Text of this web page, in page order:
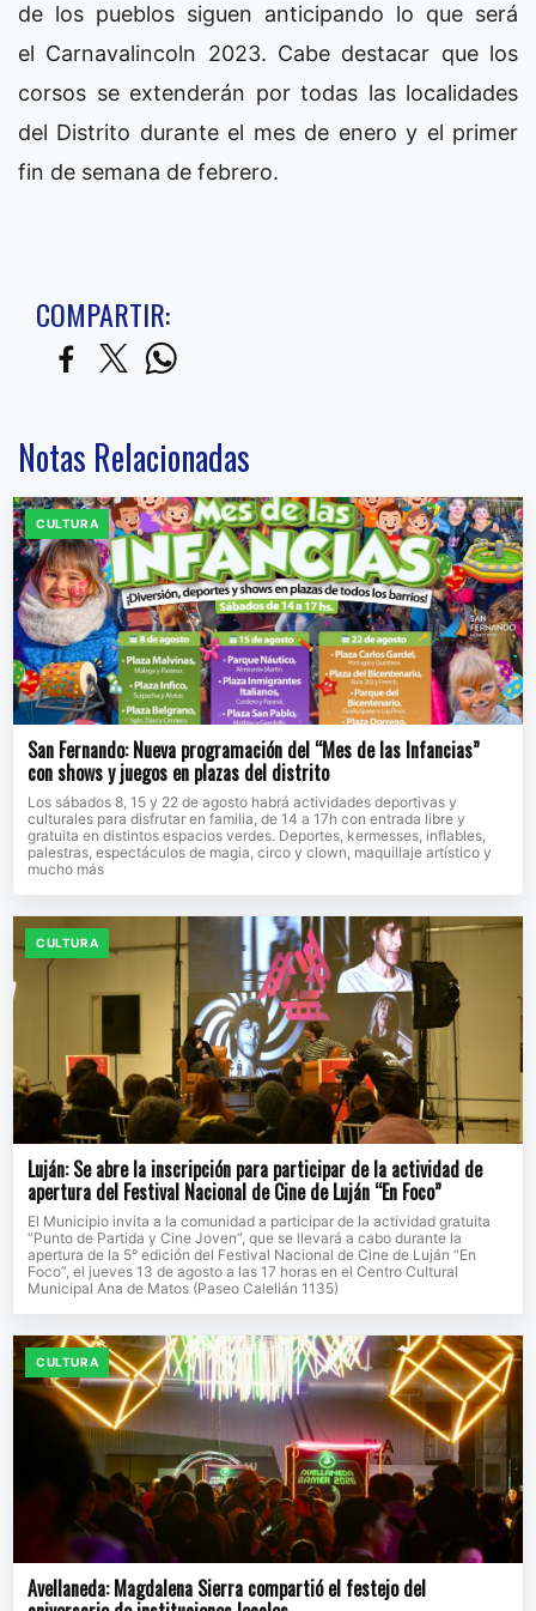
de los pueblos siguen anticipando lo que será
el Carnavalincoln 2023. Cabe destacar que los
corsos se extenderán por todas las localidades
del Distrito durante el mes de enero y el primer
fin de semana de febrero.
COMPARTIR:
Notas Relacionadas
CULTURA
San Fernando: Nueva programación del “Mes de las Infancias”
con shows y juegos en plazas del distrito
Los sábados 8, 15 y 22 de agosto habrá actividades deportivas y
culturales para disfrutar en familia, de 14 a 17h con entrada libre y
gratuita en distintos espacios verdes. Deportes, kermesses, inflables,
palestras, espectáculos de magia, circo y clown, maquillaje artístico y
mucho más
CULTURA
Luján: Se abre la inscripción para participar de la actividad de
apertura del Festival Nacional de Cine de Luján “En Foco”
El Municipio invita a la comunidad a participar de la actividad gratuita
“Punto de Partida y Cine Joven”, que se llevará a cabo durante la
apertura de la 5° edición del Festival Nacional de Cine de Luján “En
Foco”, el jueves 13 de agosto a las 17 horas en el Centro Cultural
Municipal Ana de Matos (Paseo Calelián 1135)
CULTURA
Avellaneda: Magdalena Sierra compartió el festejo del